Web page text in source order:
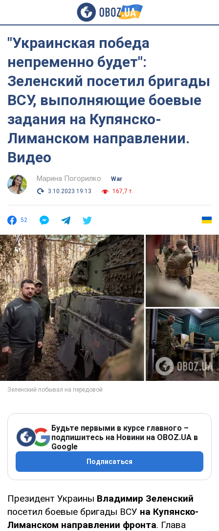
"Украинская победа
непременно будет":
Зеленский посетил бригады
ВСУ, выполняющие боевые
задания на Купянско-
Лиманском направлении.
Видео
Марина Погорилко
War
3.10.2023 19:13
167,7 т.
52
Будьте первыми в курсе главного –
подпишитесь на Новини на OBOZ.UA в
Google
Подписаться
Президент Украины Владимир Зеленский
посетил боевые бригады ВСУ на Купянско-
Лиманском направлении фронта. Глава